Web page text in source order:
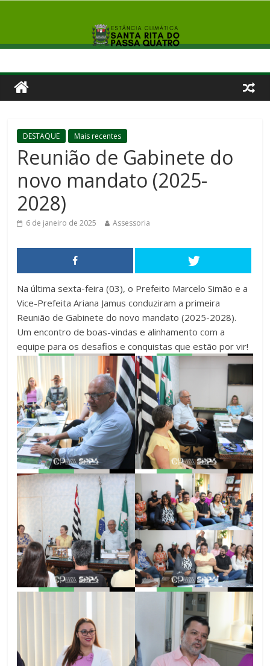
DESTAQUE Mais recentes
Reunião de Gabinete do
novo mandato (2025-
2028)
6 de janeiro de 2025 Assessoria
Na última sexta-feira (03), o Prefeito Marcelo Simão e a
Vice-Prefeita Ariana Jamus conduziram a primeira
Reunião de Gabinete do novo mandato (2025-2028).
Um encontro de boas-vindas e alinhamento com a
equipe para os desafios e conquistas que estão por vir!